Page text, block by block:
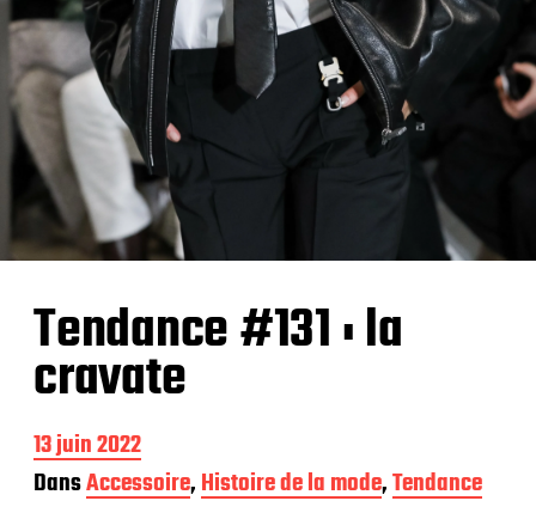
Tendance #131 : la
cravate
D
a
t
13 juin 2022
DansAccessoire,Histoire de la mode,Tendance